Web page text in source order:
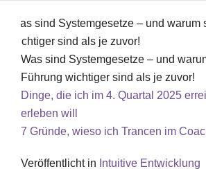
Was sind Systemgesetze – und warum
wichtiger sind als je zuvor!
Was sind Systemgesetze – und
Führung wichtiger sind als je zuvor!
Dinge, die ich im 4. Quartal 2025
erleben will
7 Gründe, wieso ich Trancen im
Veröffentlicht in Intuitive Entwicklung